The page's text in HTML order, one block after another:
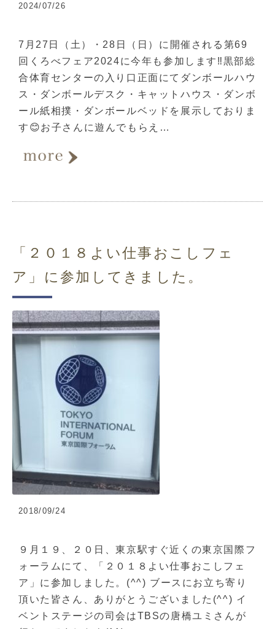
2024/07/26
7月27日（土）・28日（日）に開催される第69
回くろべフェア2024に今年も参加します‼️黒部総
合体育センターの入り口正面にてダンボールハウ
ス・ダンボールデスク・キャットハウス・ダンボ
ール紙相撲・ダンボールベッドを展示しておりま
す😊お子さんに遊んでもらえ…
「２０１８よい仕事おこしフェ
ア」に参加してきました。
2018/09/24
９月１９、２０日、東京駅すぐ近くの東京国際フ
ォーラムにて、「２０１８よい仕事おこしフェ
ア」に参加しました。(^^) ブースにお立ち寄り
頂いた皆さん、ありがとうございました(^^) イ
ベントステージの司会はTBSの唐橋ユミさんが